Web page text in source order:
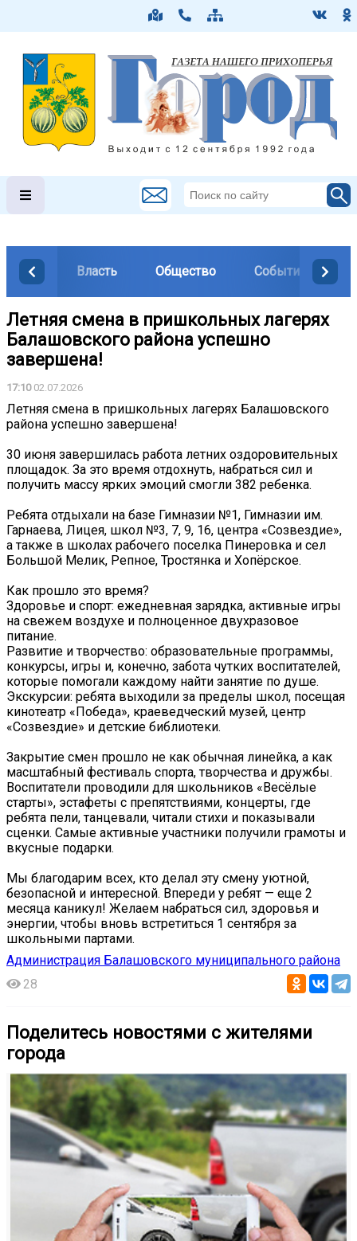
Власть Общество События
Летняя смена в пришкольных лагерях
Балашовского района успешно
завершена!
17:1002.07.2026
Летняя смена в пришкольных лагерях Балашовского
района успешно завершена!
30 июня завершилась работа летних оздоровительных
площадок. За это время отдохнуть, набраться сил и
получить массу ярких эмоций смогли 382 ребенка.
Ребята отдыхали на базе Гимназии №1, Гимназии им.
Гарнаева, Лицея, школ №3, 7, 9, 16, центра «Созвездие»,
а также в школах рабочего поселка Пинеровка и сел
Большой Мелик, Репное, Тростянка и Хопёрское.
Как прошло это время?
Здоровье и спорт: ежедневная зарядка, активные игры
на свежем воздухе и полноценное двухразовое
питание.
Развитие и творчество: образовательные программы,
конкурсы, игры и, конечно, забота чутких воспитателей,
которые помогали каждому найти занятие по душе.
Экскурсии: ребята выходили за пределы школ, посещая
кинотеатр «Победа», краеведческий музей, центр
«Созвездие» и детские библиотеки.
Закрытие смен прошло не как обычная линейка, а как
масштабный фестиваль спорта, творчества и дружбы.
Воспитатели проводили для школьников «Весёлые
старты», эстафеты с препятствиями, концерты, где
ребята пели, танцевали, читали стихи и показывали
сценки. Самые активные участники получили грамоты и
вкусные подарки.
Мы благодарим всех, кто делал эту смену уютной,
безопасной и интересной. Впереди у ребят — еще 2
месяца каникул! Желаем набраться сил, здоровья и
энергии, чтобы вновь встретиться 1 сентября за
школьными партами.
Администрация Балашовского муниципального района
28
Поделитесь новостями с жителями
города